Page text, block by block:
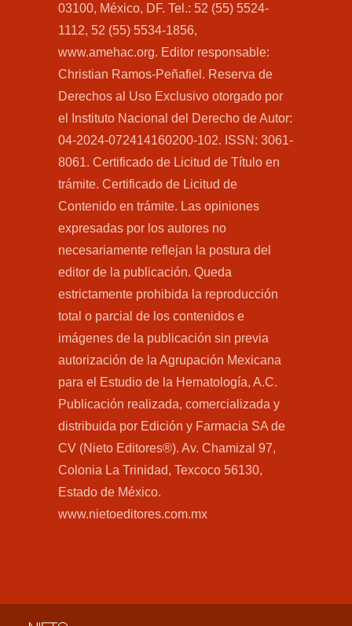
03100, México, DF. Tel.: 52 (55) 5524-
1112, 52 (55) 5534-1856,
www.amehac.org. Editor responsable:
Christian Ramos-Peñafiel. Reserva de
Derechos al Uso Exclusivo otorgado por
el Instituto Nacional del Derecho de Autor:
04-2024-072414160200-102. ISSN: 3061-
8061. Certificado de Licitud de Título en
trámite. Certificado de Licitud de
Contenido en trámite. Las opiniones
expresadas por los autores no
necesariamente reflejan la postura del
editor de la publicación. Queda
estrictamente prohibida la reproducción
total o parcial de los contenidos e
imágenes de la publicación sin previa
autorización de la Agrupación Mexicana
para el Estudio de la Hematología, A.C.
Publicación realizada, comercializada y
distribuida por Edición y Farmacia SA de
CV (Nieto Editores®). Av. Chamizal 97,
Colonia La Trinidad, Texcoco 56130,
Estado de México.
www.nietoeditores.com.mx